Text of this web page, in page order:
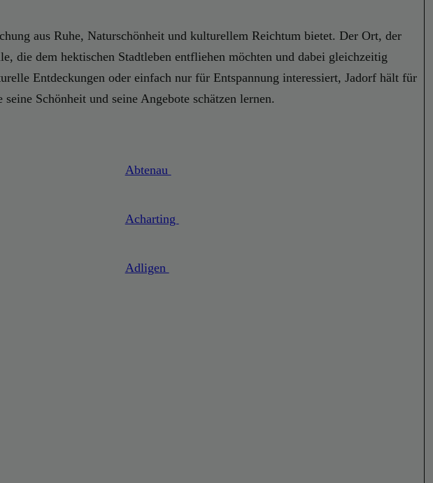
aus Ruhe, Naturschönheit und kulturellem Reichtum bietet. Der Ort, der
die dem hektischen Stadtleben entfliehen möchten und dabei gleichzeitig
Entdeckungen oder einfach nur für Entspannung interessiert, Jadorf hält für
Schönheit und seine Angebote schätzen lernen.
Abtenau
Acharting
Adligen